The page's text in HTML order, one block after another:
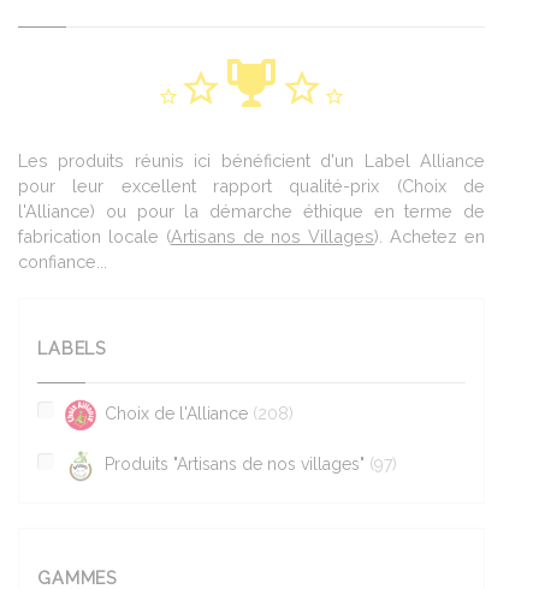
Les produits réunis ici bénéficient d'un Label Alliance
pour leur excellent rapport qualité-prix (Choix de
l'Alliance) ou pour la démarche éthique en terme de
fabrication locale (Artisans de nos Villages). Achetez en
confiance...
LABELS
Choix de l'Alliance (208)
Produits "Artisans de nos villages" (97)
GAMMES